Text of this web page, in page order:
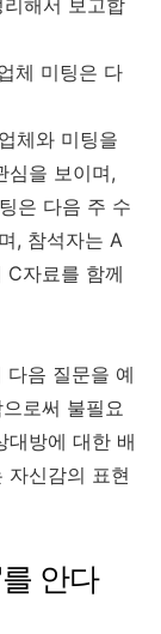
체 미팅은 다
체와 미팅을
심을 보이며,
은 다음 주 수
, 참석자는 A
C자료를 함께
다음 질문을 예
로써 불필요
대방에 대한 배
자신감의 표현
안다